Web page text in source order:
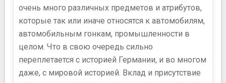
очень много различных предметов и атрибутов,
которые так или иначе относятся к автомобилям,
автомобильным гонкам, промышленности в
целом. Что в свою очередь сильно
переплетается с историей Германии, и во многом
даже, с мировой историей. Вклад и присутствие